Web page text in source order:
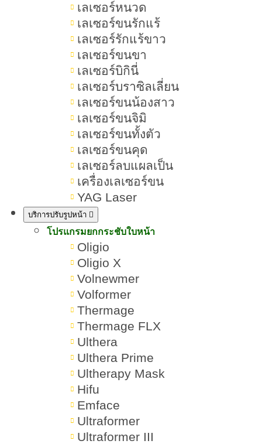
เลเซอร์หนวด
เลเซอร์ขนรักแร้
เลเซอร์รักแร้ขาว
เลเซอร์ขนขา
เลเซอร์บิกินี่
เลเซอร์บราซิลเลี่ยน
เลเซอร์ขนน้องสาว
เลเซอร์ขนจิมิ
เลเซอร์ขนทั้งตัว
เลเซอร์ขนคุด
เลเซอร์ลบแผลเป็น
เครื่องเลเซอร์ขน
YAG Laser
บริการปรับรูปหน้า
โปรแกรมยกกระชับใบหน้า
Oligio
Oligio X
Volnewmer
Volformer
Thermage
Thermage FLX
Ulthera
Ulthera Prime
Ultherapy Mask
Hifu
Emface
Ultraformer
Ultraformer III
สารบัญเนื้อหา ฟิลเลอร์ปากยี่ห้อ
ไหนดี
ฟิลเลอร์ปากยี่ห้อไหนดี ไม่ทำให้แข็ง
ตึง ดูละมุน เข้ากับใบหน้า
ฉีดฟิลเลอร์ปากช่วยอะไรบ้าง
1.ช่วยยกมุมปาก ปรับสีหน้าให้ดูอ่อน
โยนขึ้น
2.แก้ปัญหารูปปากไม่สมดุล
3.เพิ่มความอิ่มฟู พร้อมฟื้นฟูความชุ่ม
ชื้นของริมฝีปาก
การเตรียมตัวก่อนฉีดฟิลเลอร์ปาก
1.งดกลุ่มยาที่ทำให้เลือดออกง่ายก่อน
ฉีดฟิลเลอร์ปาก
2.หลีกเลี่ยงแอลกอฮอล์และบุหรี่ก่อน
ฉีดฟิลเลอร์ปาก
3.พักผ่อนให้เพียงพอ และดื่มน้ำให้
มากก่อนฉีดฟิลเลอร์ปาก